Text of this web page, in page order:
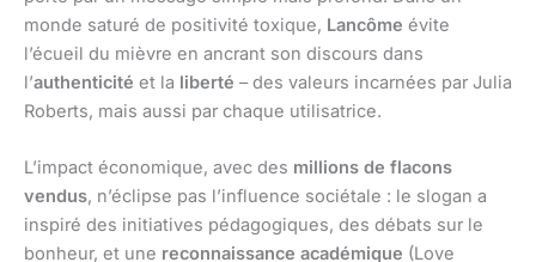
monde saturé de positivité toxique, Lancôme évite
l’écueil du mièvre en ancrant son discours dans
l’authenticité et la liberté – des valeurs incarnées par Julia
Roberts, mais aussi par chaque utilisatrice.
L’impact économique, avec des millions de flacons
vendus, n’éclipse pas l’influence sociétale : le slogan a
inspiré des initiatives pédagogiques, des débats sur le
bonheur, et une reconnaissance académique (Love